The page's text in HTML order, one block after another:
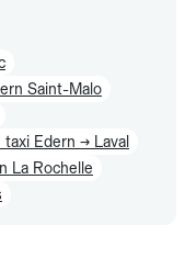
Saint-Malo
taxi Edern → Laval
La Rochelle